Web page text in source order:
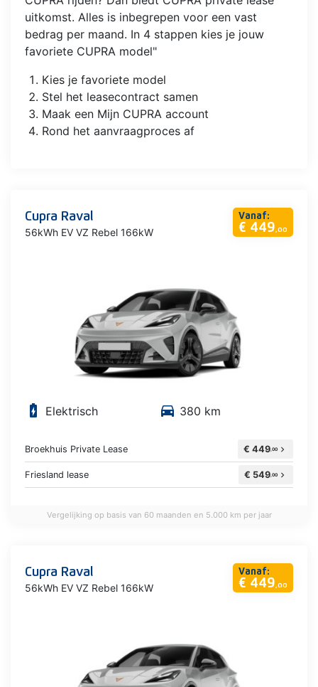
uitkomst. Alles is inbegrepen voor een vast
bedrag per maand. In 4 stappen kies je jouw
favoriete CUPRA model"
Kies je favoriete model
Stel het leasecontract samen
Maak een Mijn CUPRA account
Rond het aanvraagproces af
Vanaf:
€ 449,00
Cupra Raval
56kWh EV VZ Rebel 166kW
battery_charging_full Elektrisch directions_car 380 km
Broekhuis Private Lease € 449,00 chevron_right
Friesland lease € 549,00 chevron_right
Vergelijking op basis van 60 maanden en 5.000 km per jaar
Vanaf:
€ 449,00
Cupra Raval
56kWh EV VZ Rebel 166kW